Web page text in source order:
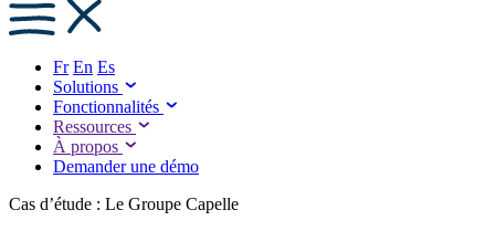
Fr En Es
Solutions
Fonctionnalités
Ressources
À propos
Demander une démo
Cas d’étude : Le Groupe Capelle